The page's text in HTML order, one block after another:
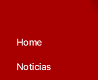
Home
Noticias